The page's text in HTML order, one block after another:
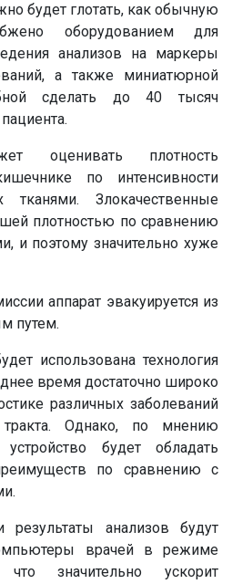
будет глотать, как обычную
оборудованием для
анализов на маркеры
а также миниатюрной
сделать до 40 тысяч
оценивать плотность
по интенсивности
Злокачественные
плотностью по сравнению
и поэтому значительно хуже
аппарат эвакуируется из
путем.
использована технология
время достаточно широко
различных заболеваний
тракта. Однако, по мнению
будет обладать
по сравнению с
анализов будут
врачей в режиме
значительно ускорит